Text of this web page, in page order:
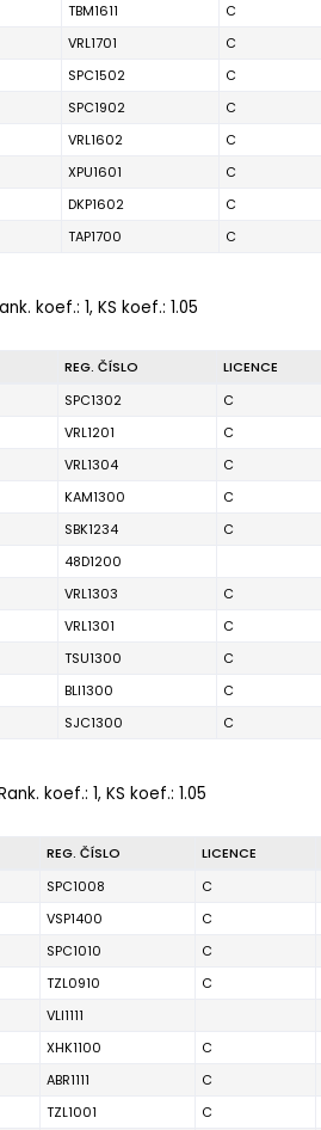
TBM1611 C
VRL1701 C
SPC1502 C
SPC1902 C
VRL1602 C
XPU1601 C
DKP1602 C
TAP1700 C
koef.: 1, KS koef.: 1.05
REG. ČÍSLO LICENCE
SPC1302 C
VRL1201 C
VRL1304 C
KAM1300 C
SBK1234 C
48D1200
VRL1303 C
VRL1301 C
TSU1300 C
BLI1300 C
SJC1300 C
koef.: 1, KS koef.: 1.05
REG. ČÍSLO LICENCE
SPC1008 C
VSP1400 C
SPC1010 C
TZL0910 C
VLI1111
XHK1100 C
ABR1111 C
TZL1001 C